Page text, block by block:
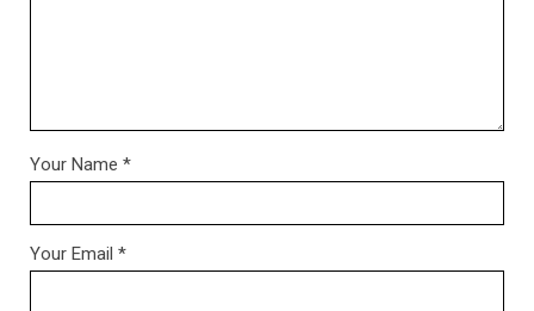
Your Name *
Your Email *